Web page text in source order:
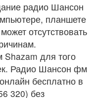
радио Шансон
планшете
отсутствовать
Shazam для того
Радио Шансон фм
бесплатно в
320) без